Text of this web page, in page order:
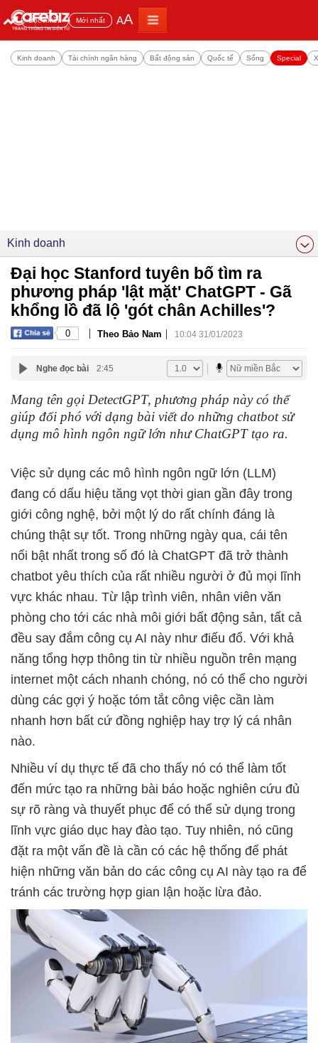
Đọc nhiều Mới nhất AA
Kinh doanh Tài chính ngân hàng Bất động sản Quốc tế Sống Special
Kinh doanh
Đại học Stanford tuyên bố tìm ra
phương pháp 'lật mặt' ChatGPT - Gã
khổng lồ đã lộ 'gót chân Achilles'?
0 | Theo Bảo Nam | 10:04 31/01/2023
Nghe đọc bài 2:45
Mang tên gọi DetectGPT, phương pháp này có thể
giúp đối phó với dạng bài viết do những chatbot sử
dụng mô hình ngôn ngữ lớn như ChatGPT tạo ra.
Việc sử dụng các mô hình ngôn ngữ lớn (LLM)
đang có dấu hiệu tăng vọt thời gian gần đây trong
giới công nghệ, bởi một lý do rất chính đáng là
chúng thật sự tốt. Trong những ngày qua, cái tên
nổi bật nhất trong số đó là ChatGPT đã trở thành
chatbot yêu thích của rất nhiều người ở đủ mọi lĩnh
vực khác nhau. Từ lập trình viên, nhân viên văn
phòng cho tới các nhà môi giới bất động sản, tất cả
đều say đắm công cụ AI này như điếu đổ. Với khả
năng tổng hợp thông tin từ nhiều nguồn trên mạng
internet một cách nhanh chóng, nó có thể cho người
dùng các gợi ý hoặc tóm tắt công việc cần làm
nhanh hơn bất cứ đồng nghiệp hay trợ lý cá nhân
nào.
Nhiều ví dụ thực tế đã cho thấy nó có thể làm tốt
đến mức tạo ra những bài báo hoặc nghiên cứu đủ
sự rõ ràng và thuyết phục để có thể sử dụng trong
lĩnh vực giáo dục hay đào tạo. Tuy nhiên, nó cũng
đặt ra một vấn đề là cần có các hệ thống để phát
hiện những văn bản do các công cụ AI này tạo ra để
tránh các trường hợp gian lận hoặc lừa đảo.